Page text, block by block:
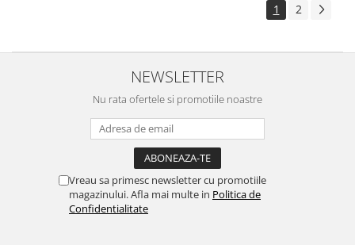
1 2
NEWSLETTER
Nu rata ofertele si promotiile noastre
Vreau sa primesc newsletter cu promotiile
magazinului. Afla mai multe in Politica de
Confidentialitate